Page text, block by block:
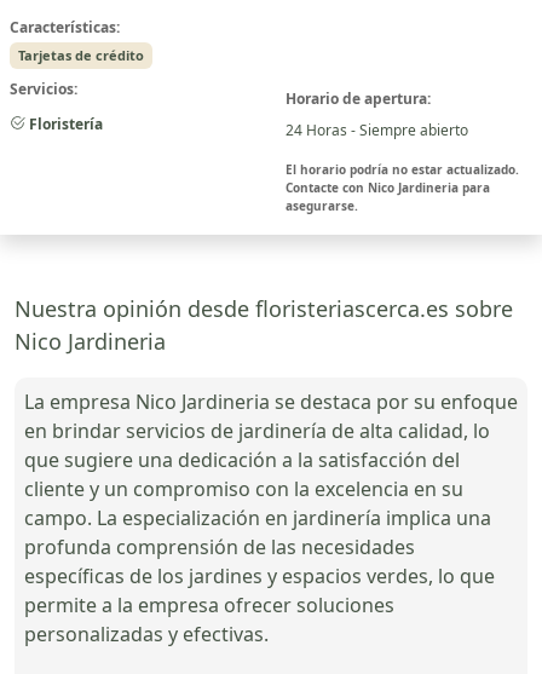
Características:
Tarjetas de crédito
Servicios:
Floristería
Horario de apertura:
24 Horas - Siempre abierto
El horario podría no estar actualizado.
Contacte con Nico Jardineria para
asegurarse.
Nuestra opinión desde floristeriascerca.es sobre
Nico Jardineria
La empresa Nico Jardineria se destaca por su enfoque
en brindar servicios de jardinería de alta calidad, lo
que sugiere una dedicación a la satisfacción del
cliente y un compromiso con la excelencia en su
campo. La especialización en jardinería implica una
profunda comprensión de las necesidades
específicas de los jardines y espacios verdes, lo que
permite a la empresa ofrecer soluciones
personalizadas y efectivas.